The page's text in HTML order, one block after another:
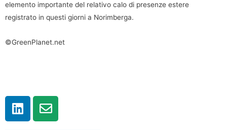
elemento importante del relativo calo di presenze estere
registrato in questi giorni a Norimberga.
©GreenPlanet.net